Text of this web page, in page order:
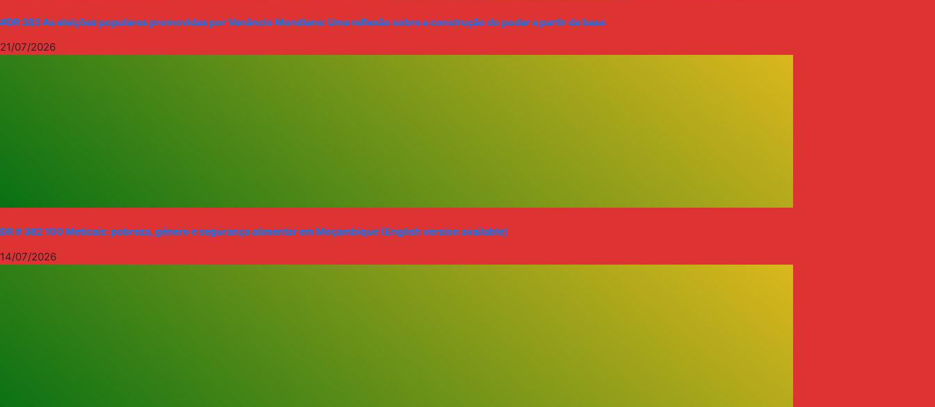
#DR 383 As eleições populares promovidas por Venâncio Mondlane: Uma reflexão sobre a construção do poder a partir da base
21/07/2026
DR # 382 100 Meticais: pobreza, género e segurança alimentar em Moçambique (English version available)
14/07/2026